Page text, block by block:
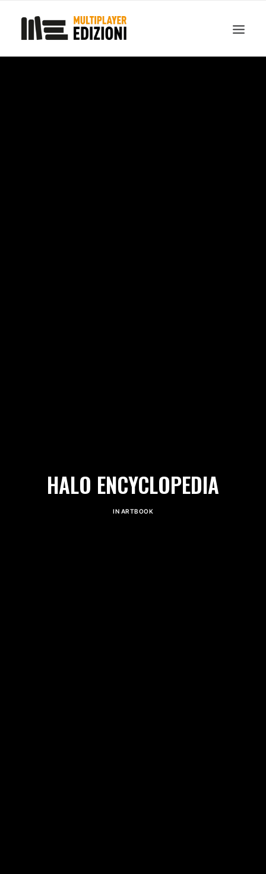
IN EVIDENZA
HALO ENCYCLOPEDIA
IN ARTBOOK